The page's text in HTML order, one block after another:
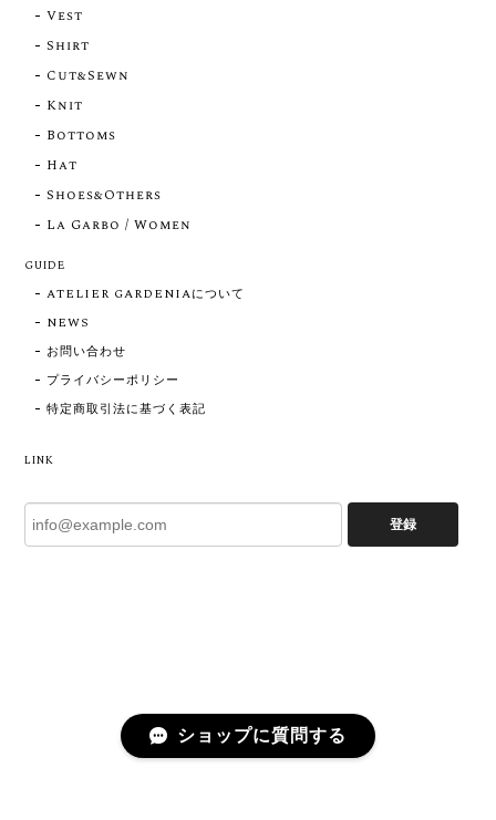
Vest
Shirt
Cut&Sewn
Knit
Bottoms
Hat
Shoes&Others
La Garbo / Women
GUIDE
ATELIER GARDENIAについて
NEWS
お問い合わせ
プライバシーポリシー
特定商取引法に基づく表記
LINK
登録
ショップに質問する